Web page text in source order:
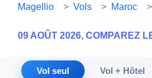
Magellio > Vols > Maroc >
09 AOÛT 2026, COMPAREZ
Vol seul Vol + Hôtel